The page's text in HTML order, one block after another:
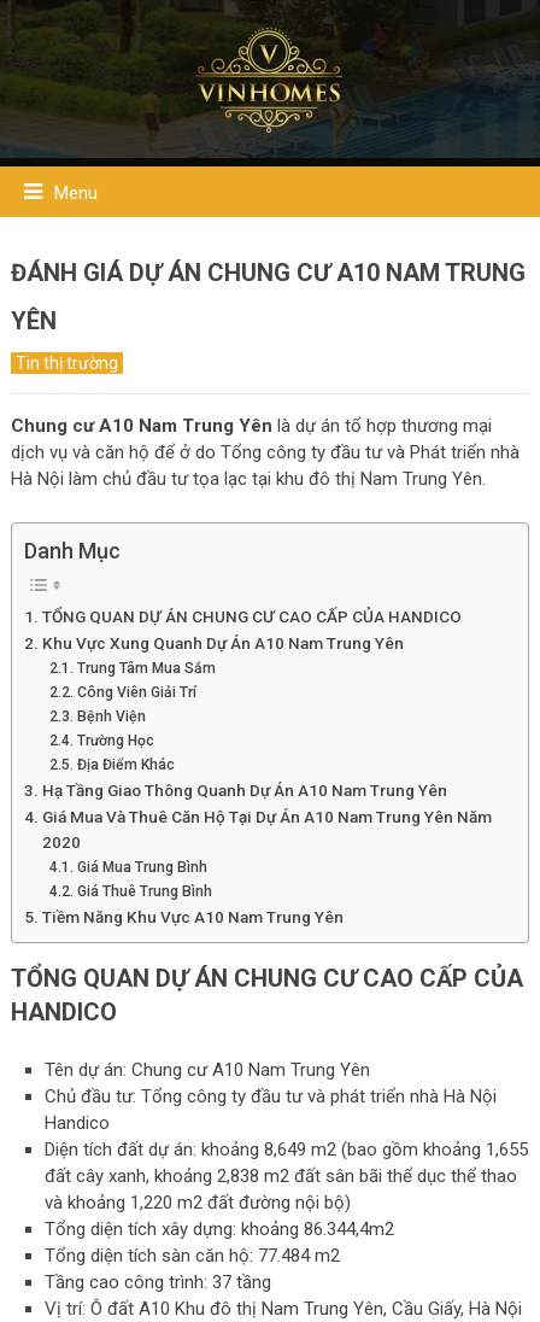
Menu
ĐÁNH GIÁ DỰ ÁN CHUNG CƯ A10 NAM TRUNG
YÊN
Tin thị trường
Chung cư A10 Nam Trung Yên là dự án tổ hợp thương mại
dịch vụ và căn hộ để ở do Tổng công ty đầu tư và Phát triển nhà
Hà Nội làm chủ đầu tư tọa lạc tại khu đô thị Nam Trung Yên.
Danh Mục
TỔNG QUAN DỰ ÁN CHUNG CƯ CAO CẤP CỦA HANDICO
Khu Vực Xung Quanh Dự Án A10 Nam Trung Yên
Trung Tâm Mua Sắm
Công Viên Giải Trí
Bệnh Viện
Trường Học
Địa Điểm Khác
Hạ Tầng Giao Thông Quanh Dự Án A10 Nam Trung Yên
Giá Mua Và Thuê Căn Hộ Tại Dự Án A10 Nam Trung Yên Năm
2020
Giá Mua Trung Bình
Giá Thuê Trung Bình
Tiềm Năng Khu Vực A10 Nam Trung Yên
TỔNG QUAN DỰ ÁN CHUNG CƯ CAO CẤP CỦA
HANDICO
Tên dự án: Chung cư A10 Nam Trung Yên
Chủ đầu tư: Tổng công ty đầu tư và phát triển nhà Hà Nội
Handico
Diện tích đất dự án: khoảng 8,649 m2 (bao gồm khoảng 1,655
đất cây xanh, khoảng 2,838 m2 đất sân bãi thể dục thể thao
và khoảng 1,220 m2 đất đường nội bộ)
Tổng diện tích xây dựng: khoảng 86.344,4m2
Tổng diện tích sàn căn hộ: 77.484 m2
Tầng cao công trình: 37 tầng
Vị trí: Ô đất A10 Khu đô thị Nam Trung Yên, Cầu Giấy, Hà Nội